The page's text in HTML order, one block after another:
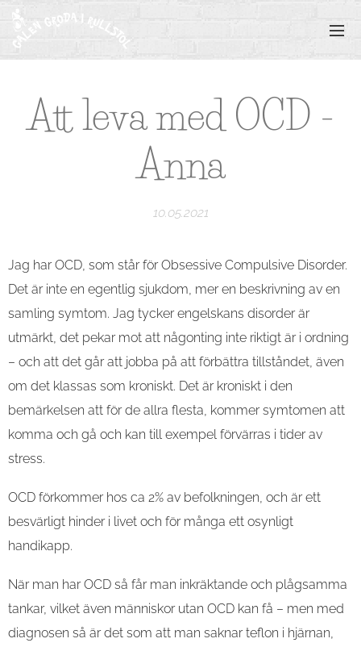
Att leva med OCD -
Anna
10.05.2021
Jag har OCD, som står för Obsessive Compulsive Disorder.
Det är inte en egentlig sjukdom, mer en beskrivning av en
samling symtom. Jag tycker engelskans disorder är
utmärkt, det pekar mot att någonting inte riktigt är i ordning
– och att det går att jobba på att förbättra tillståndet, även
om det klassas som kroniskt. Det är kroniskt i den
bemärkelsen att för de allra flesta, kommer symtomen att
komma och gå och kan till exempel förvärras i tider av
stress.
OCD förkommer hos ca 2% av befolkningen, och är ett
besvärligt hinder i livet och för många ett osynligt
handikapp.
När man har OCD så får man inkräktande och plågsamma
tankar, vilket även människor utan OCD kan få – men med
diagnosen så är det som att man saknar teflon i hjärnan,